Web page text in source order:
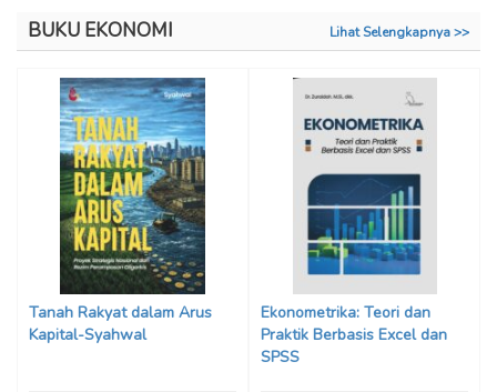
BUKU EKONOMI Lihat Selengkapnya >>
Tanah Rakyat dalam Arus
Kapital-Syahwal
Ekonometrika: Teori dan
Praktik Berbasis Excel dan
SPSS